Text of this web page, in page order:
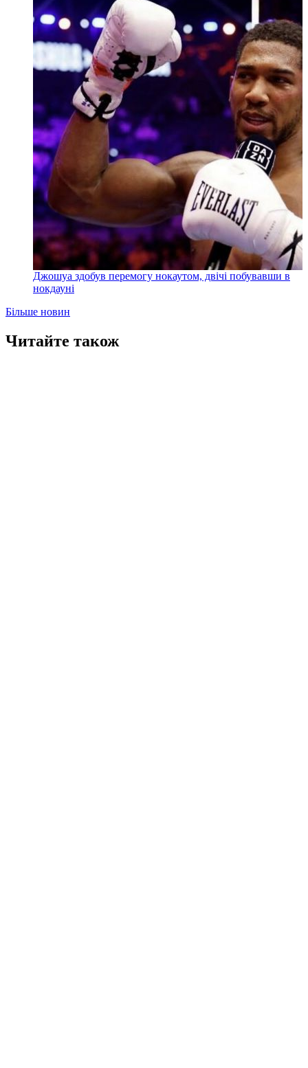
Джошуа здобув перемогу нокаутом, двічі побувавши в
нокдауні
Більше новин
Читайте також